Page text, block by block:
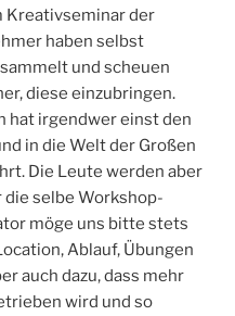
Kreativseminar der
haben selbst
und scheuen
diese einzubringen.
hat irgendwer einst den
in die Welt der Großen
Die Leute werden aber
selbe Workshop-
möge uns bitte stets
Ablauf, Übungen
auch dazu, dass mehr
wird und so